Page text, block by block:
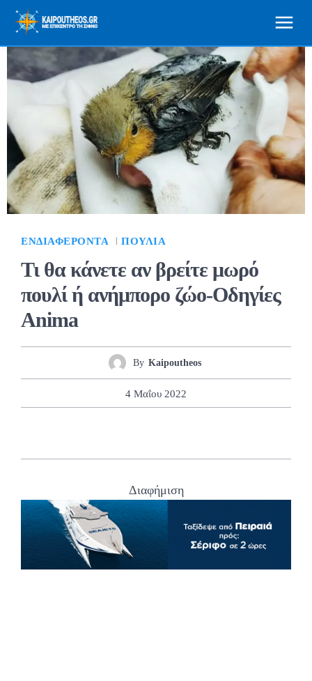
ΕΝΔΙΑΦΈΡΟΝΤΑ ΠΟΥΛΙΆ
Τι θα κάνετε αν βρείτε μωρό
πουλί ή ανήμπορο ζώο-Οδηγίες
Anima
By Kaipoutheos
4 Μαΐου 2022
Διαφήμιση